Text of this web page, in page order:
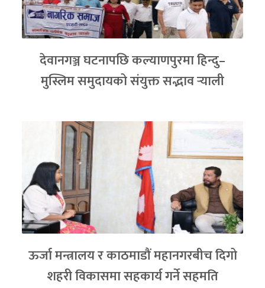
देवानगञ्ज घटनापछि कल्याणपुरमा हिन्दु–
मुस्लिम समुदायको संयुक्त सद्भाव र्‍याली
ऊर्जा मन्त्रालय र काठमाडौं महानगरबीच दिगो
शहरी विकासमा सहकार्य गर्ने सहमति